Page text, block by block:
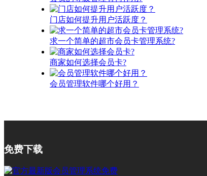
门店如何提升用户活跃度？
求一个简单的超市会员卡管理系统?
商家如何选择会员卡?
会员管理软件哪个好用？
免费下载